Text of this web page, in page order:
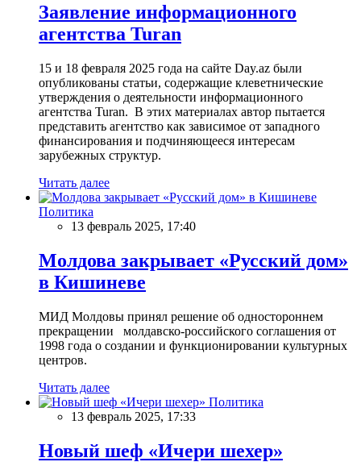
Заявление информационного
агентства Turan
15 и 18 февраля 2025 года на сайте Day.az были
опубликованы статьи, содержащие клеветнические
утверждения о деятельности информационного
агентства Turan. В этих материалах автор пытается
представить агентство как зависимое от западного
финансирования и подчиняющееся интересам
зарубежных структур.
Читать далее
Политика
13 февраль 2025, 17:40
Молдова закрывает «Русский дом»
в Кишиневе
МИД Молдовы принял решение об одностороннем
прекращении молдавско-российского соглашения от
1998 года о создании и функционировании культурных
центров.
Читать далее
Политика
13 февраль 2025, 17:33
Новый шеф «Ичери шехер»